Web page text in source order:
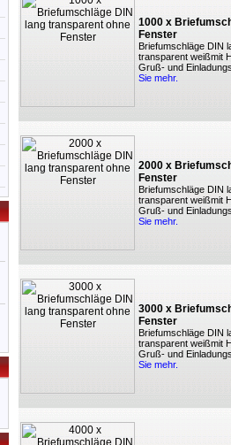
1000 x
Fenster
Briefumschläge DIN
transparent weißmit
Gruß- und
Sie mehr.
2000 x
Fenster
Briefumschläge DIN
transparent weißmit
Gruß- und
Sie mehr.
3000 x
Fenster
Briefumschläge DIN
transparent weißmit
Gruß- und
Sie mehr.